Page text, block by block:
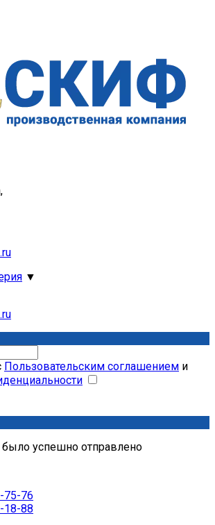
▼
Пользовательским соглашением и
успешно отправлено
75-76
18-88